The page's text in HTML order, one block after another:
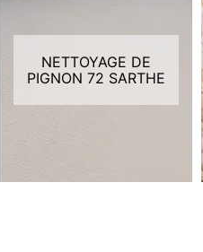
NETTOYAGE DE
PIGNON 72 SARTHE